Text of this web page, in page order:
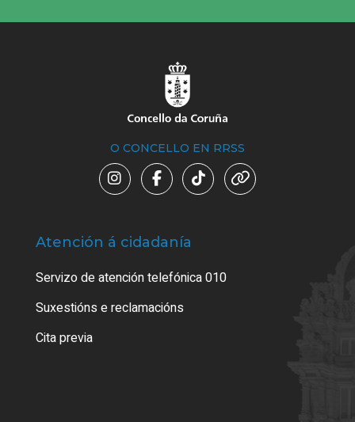
O CONCELLO EN RRSS
Atención á cidadanía
Servizo de atención telefónica 010
Suxestións e reclamacións
Cita previa